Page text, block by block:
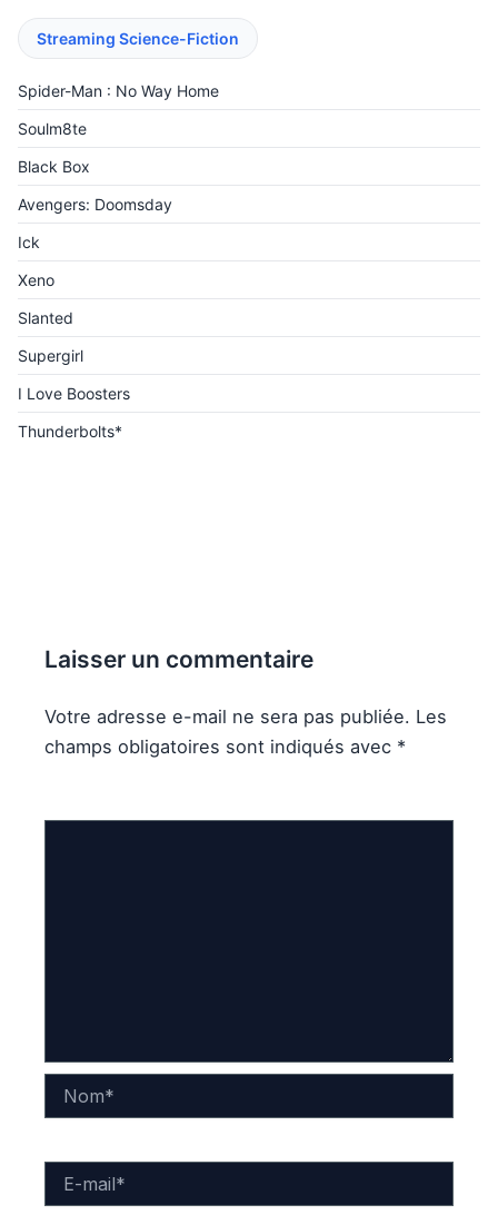
Streaming Science-Fiction
Spider-Man : No Way Home
Soulm8te
Black Box
Avengers: Doomsday
Ick
Xeno
Slanted
Supergirl
I Love Boosters
Thunderbolts*
Laisser un commentaire
Votre adresse e-mail ne sera pas publiée. Les
champs obligatoires sont indiqués avec *
mail*